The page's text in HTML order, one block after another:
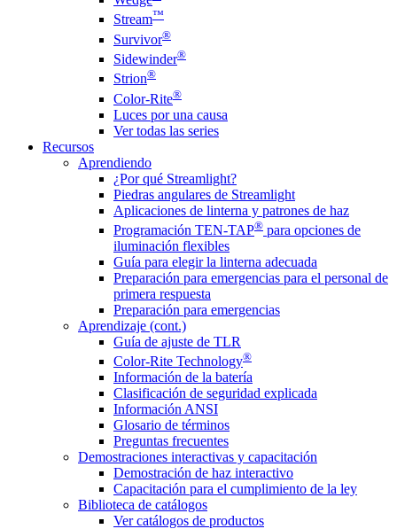
Stream™
Survivor®
Sidewinder®
Strion®
Color-Rite®
Luces por una causa
Ver todas las series
Recursos
Aprendiendo
¿Por qué Streamlight?
Piedras angulares de Streamlight
Aplicaciones de linterna y patrones de haz
Programación TEN-TAP® para opciones de
iluminación flexibles
Guía para elegir la linterna adecuada
Preparación para emergencias para el personal de
primera respuesta
Preparación para emergencias
Aprendizaje (cont.)
Guía de ajuste de TLR
Color-Rite Technology®
Información de la batería
Clasificación de seguridad explicada
Información ANSI
Glosario de términos
Preguntas frecuentes
Demostraciones interactivas y capacitación
Demostración de haz interactivo
Capacitación para el cumplimiento de la ley
Biblioteca de catálogos
Ver catálogos de productos